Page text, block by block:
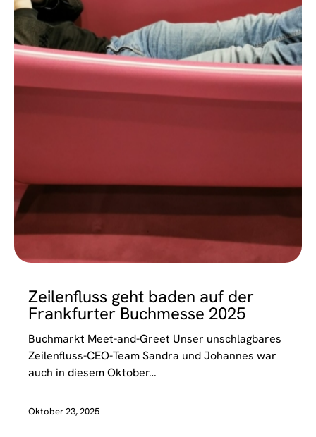
Zeilenfluss geht baden auf der
Frankfurter Buchmesse 2025
Buchmarkt Meet-and-Greet Unser unschlagbares
Zeilenfluss-CEO-Team Sandra und Johannes war
auch in diesem Oktober…
Oktober 23, 2025